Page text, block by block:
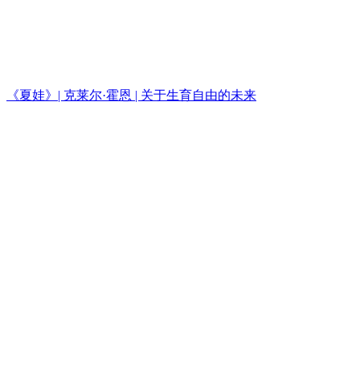
《夏娃》| 克莱尔·霍恩 | 关于生育自由的未来